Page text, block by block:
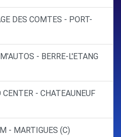
DES COMTES - PORT-
- BERRE-L'ETANG
- CHATEAUNEUF
- MARTIGUES (C)